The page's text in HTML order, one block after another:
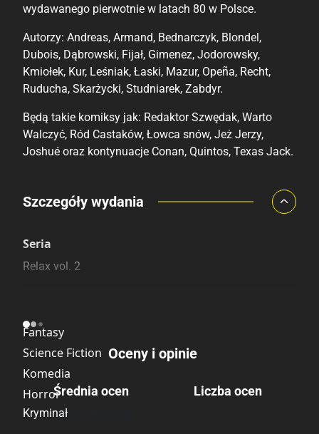
wydawanego pierwotnie w latach 80 w Polsce.
Autorzy: Andreas, Armand, Bednarczyk, Blondel,
Dubois, Dąbrowski, Fijał, Gimenez, Jodorowsky,
Kmiołek, Kur, Leśniak, Łaski, Mazur, Opeña, Recht,
Ruducha, Skarżycki, Studniarek, Zabdyr.
Będą takie komiksy jak: Redaktor Szwędak, Warto
Walczyć, Ród Castaków, Łowca snów, Jeż Jerzy,
Joshué oraz kontynuacje Conan, Quintos, Texas Jack.
Porównaj ceny
Szczegóły wydania
Seria
Relax vol. 2
Fantasy
Science Fiction
Komedia
Horror
Kryminał
Oceny i opinie
Średnia ocen
Brak głosów
Liczba ocen